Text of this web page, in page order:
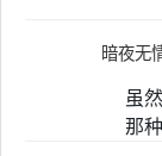
暗夜无
虽
那